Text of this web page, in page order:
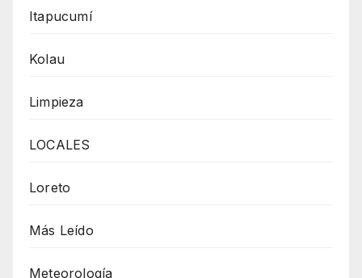
Itapucumí
Kolau
Limpieza
LOCALES
Loreto
Más Leído
Meteorología